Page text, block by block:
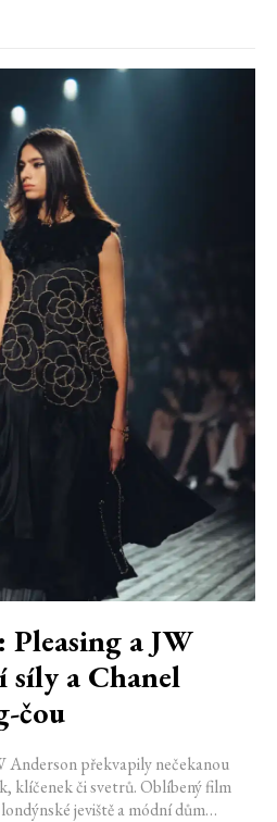
Pleasing a JW
síly a Chanel
čou
Anderson překvapily nečekanou
klíčenek či svetrů. Oblíbený film
jeviště a módní dům